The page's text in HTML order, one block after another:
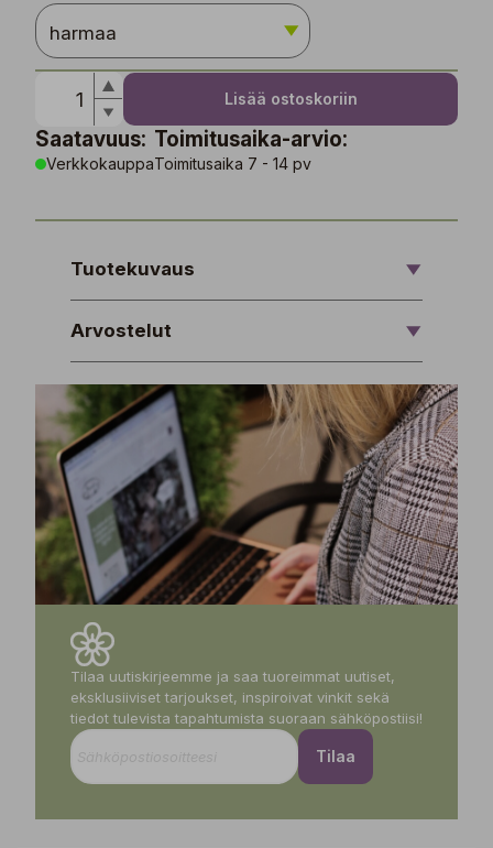
Lisää ostoskoriin
Saatavuus:
Verkkokauppa
Toimitusaika-arvio:
Toimitusaika 7 - 14 pv
Tuotekuvaus
Arvostelut
Tilaa uutiskirjeemme ja saa tuoreimmat uutiset,
eksklusiiviset tarjoukset, inspiroivat vinkit sekä
tiedot tulevista tapahtumista suoraan sähköpostiisi!
Tilaa